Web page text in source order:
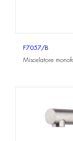
F7057/B
Miscelatore